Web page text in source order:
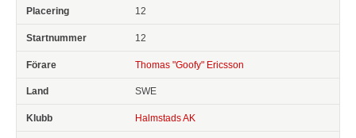
12
12
Thomas "Goofy" Ericsson
SWE
Halmstads AK